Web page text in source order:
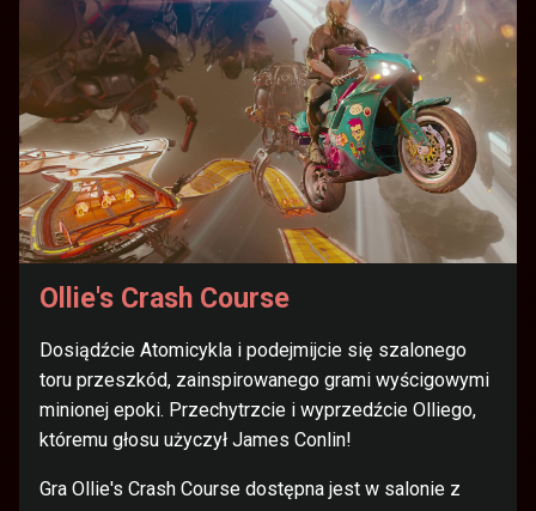
Ollie's Crash Course
Dosiądźcie Atomicykla i podejmijcie się szalonego
toru przeszkód, zainspirowanego grami wyścigowymi
minionej epoki. Przechytrzcie i wyprzedźcie Olliego,
któremu głosu użyczył James Conlin!
Gra Ollie's Crash Course dostępna jest w salonie z